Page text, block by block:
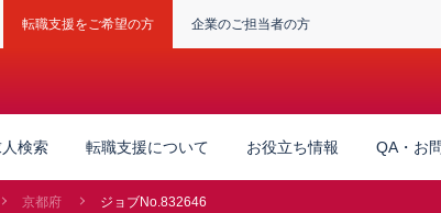
転職支援をご希望の方 企業のご担当者の方
検索 転職支援について お役立ち情報 QA・お
京都府 ジョブNo.832646